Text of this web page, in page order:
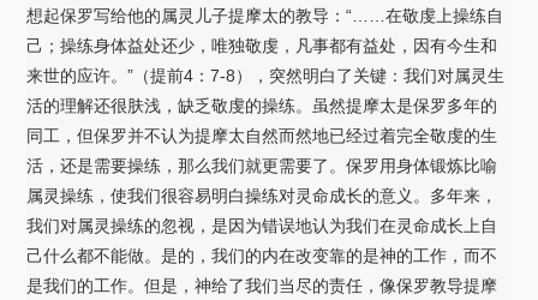
想起保罗写给他的属灵儿子提摩太的教导：“……在敬虔上操练自
己；操练身体益处还少，唯独敬虔，凡事都有益处，因有今生和
来世的应许。”（提前4：7-8），突然明白了关键：我们对属灵生
活的理解还很肤浅，缺乏敬虔的操练。虽然提摩太是保罗多年的
同工，但保罗并不认为提摩太自然而然地已经过着完全敬虔的生
活，还是需要操练，那么我们就更需要了。保罗用身体锻炼比喻
属灵操练，使我们很容易明白操练对灵命成长的意义。多年来，
我们对属灵操练的忽视，是因为错误地认为我们在灵命成长上自
己什么都不能做。是的，我们的内在改变靠的是神的工作，而不
是我们的工作。但是，神给了我们当尽的责任，像保罗教导提摩